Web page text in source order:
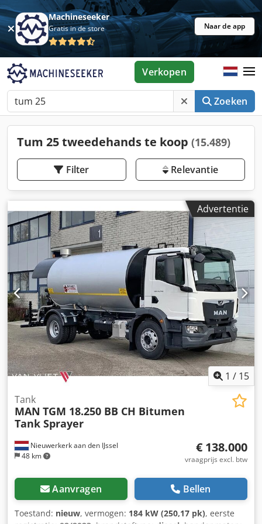
Machineseeker
Gratis in de store Naar de app
Zoeken
Verkopen
Tum 25 tweedehands te koop (15.489)
Filter Relevantie
Advertentie
1 / 15
Nieuwerkerk aan den IJssel
48 km
Tank
MAN TGM 18.250 BB CH Bitumen
Tank Sprayer
€ 138.000
vraagprijs excl. btw
Aanvragen Bellen
Toestand: nieuw, vermogen: 184 kW (250,17 pk), eerste